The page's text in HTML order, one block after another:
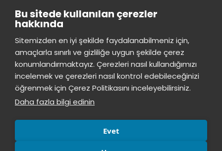
Bu sitede kullanılan çerezler
hakkında
Sitemizden en iyi şekilde faydalanabilmeniz için,
amaçlarla sınırlı ve gizliliğe uygun şekilde çerez
konumlandırmaktayız. Çerezleri nasıl kullandığımızı
incelemek ve çerezleri nasıl kontrol edebileceğinizi
öğrenmek için Çerez Politikasını inceleyebilirsiniz.
Daha fazla bilgi edinin
Evet
Duyurular
Lisansüstü
İSTİNYE
Basın
Kiti
İhaleler İstinye Post Kampüslerimiz
çevrimiçi
İstinye Üniversitesi
Merhaba! Size nasıl yardımcı
olabilirim?